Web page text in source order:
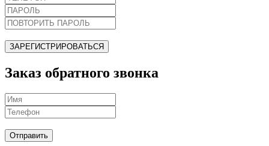
ЗАРЕГИСТРИРОВАТЬСЯ
Заказ обратного звонка
Отправить